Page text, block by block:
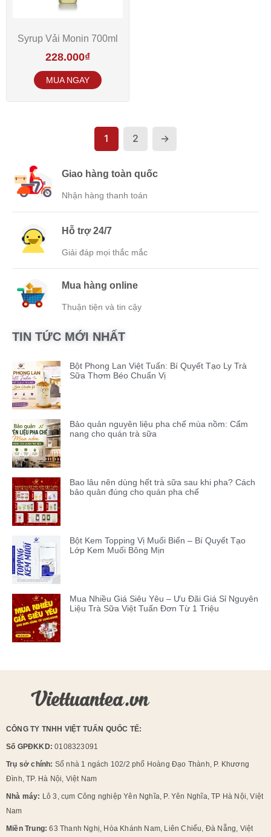
Giao hàng toàn quốc
Nhận hàng thanh toán
Hỗ trợ 24/7
Giải đáp mọi thắc mắc
Mua hàng online
Thuận tiện và tin cậy
TIN TỨC MỚI NHẤT
Bột Phong Lan Việt Tuấn: Bí Quyết Tạo Ly Trà
Sữa Thơm Béo Chuẩn Vị
Bảo quản nguyên liệu pha chế mùa nồm: Cẩm
nang cho quán trà sữa
Bao lâu nên dùng hết trà sữa sau khi pha? Cách
bảo quản đúng cho quán pha chế
Bột Kem Topping Vị Muối Biển – Bí Quyết Tạo
Lớp Kem Muối Bông Mịn
Mua Nhiều Giá Siêu Yêu – Ưu Đãi Giá Sỉ Nguyên
Liệu Trà Sữa Việt Tuấn Đơn Từ 1 Triệu
Syrup Vải Monin 700ml
228.000₫
1 2 →
CÔNG TY TNHH VIỆT TUẤN QUỐC TẾ:
Số GPĐKKD: 0108323091
Trụ sở chính: Số nhà 1 ngách 102/2 phố Hoàng Đạo Thành, P. Khương
Đình, TP. Hà Nội, Việt Nam
Nhà máy: Lô 3, cụm Công nghiệp Yên Nghĩa, P. Yên Nghĩa, TP Hà Nội, Việt
Nam
Miền Trung:63 Thanh Nghị, Hòa Khánh Nam, Liên Chiểu, Đà Nẵng, Việt